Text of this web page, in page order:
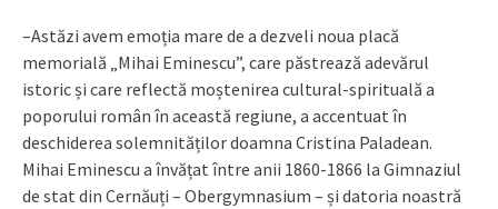
–Astăzi avem emoția mare de a dezveli noua placă
memorială „Mihai Eminescu”, care păstrează adevărul
istoric și care reflectă moștenirea cultural-spirituală a
poporului român în această regiune, a accentuat în
deschiderea solemnităților doamna Cristina Paladean.
Mihai Eminescu a învățat între anii 1860-1866 la Gimnaziul
de stat din Cernăuți – Obergymnasium – și datoria noastră